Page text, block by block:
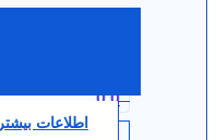
0.0
اطلاعات بیشتر